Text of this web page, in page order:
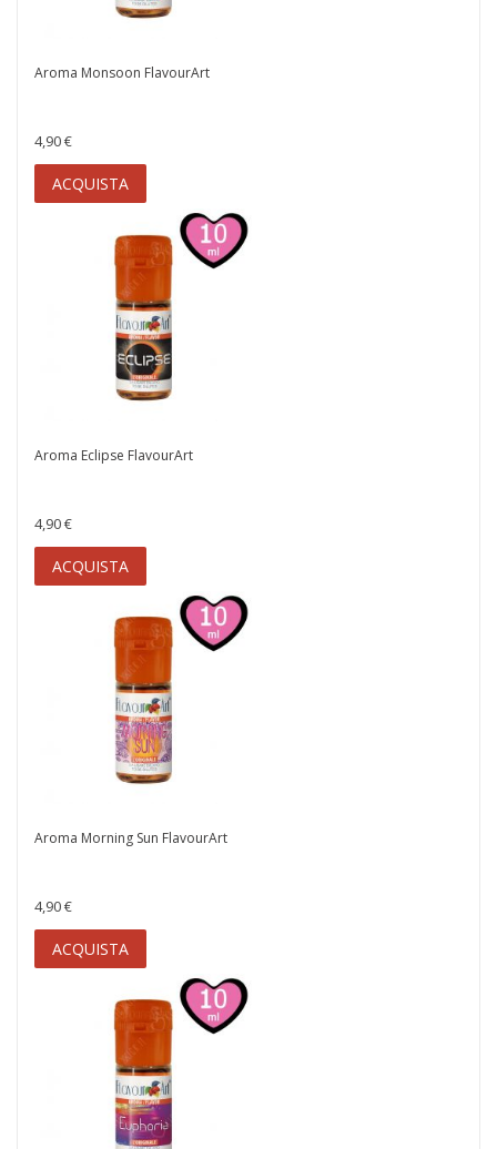
Aroma Monsoon FlavourArt
4,90 €
ACQUISTA
Aroma Eclipse FlavourArt
4,90 €
ACQUISTA
Aroma Morning Sun FlavourArt
4,90 €
ACQUISTA